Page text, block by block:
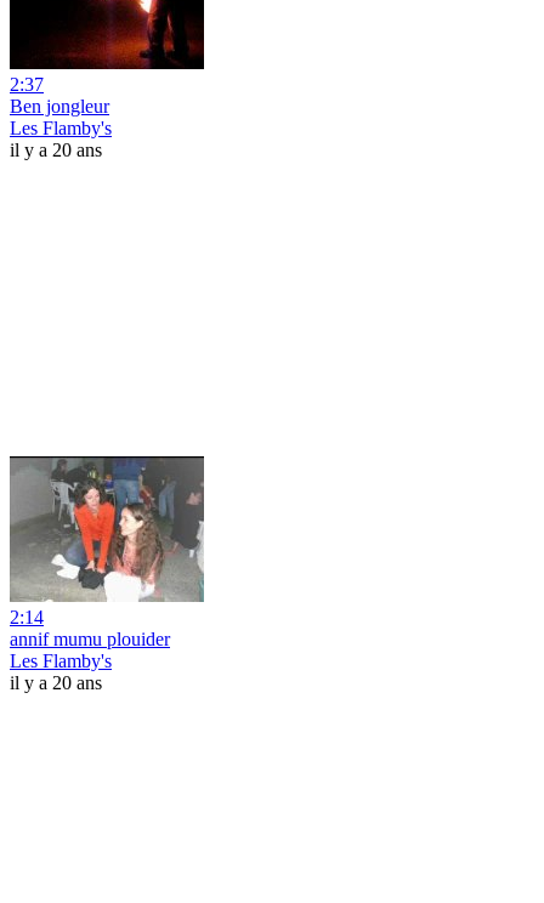
2:37
Ben jongleur
Les Flamby's
il y a 20 ans
2:14
annif mumu plouider
Les Flamby's
il y a 20 ans